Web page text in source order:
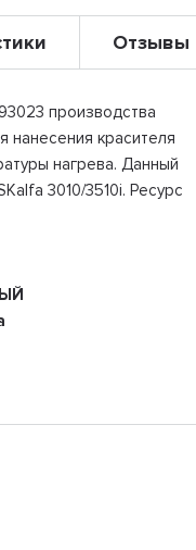
Отзывы
производства
нанесения красителя
нагрева. Данный
3010/3510i. Ресурс